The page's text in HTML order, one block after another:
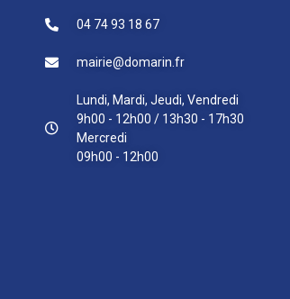
04 74 93 18 67
mairie@domarin.fr
Lundi, Mardi, Jeudi, Vendredi
9h00 - 12h00 / 13h30 - 17h30
Mercredi
09h00 - 12h00